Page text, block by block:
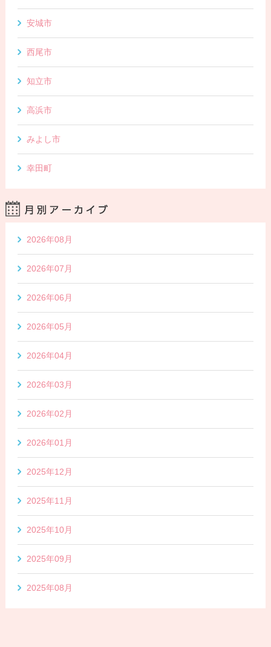
安城市
西尾市
知立市
高浜市
みよし市
幸田町
2026年08月
2026年07月
2026年06月
2026年05月
2026年04月
2026年03月
2026年02月
2026年01月
2025年12月
2025年11月
2025年10月
2025年09月
2025年08月